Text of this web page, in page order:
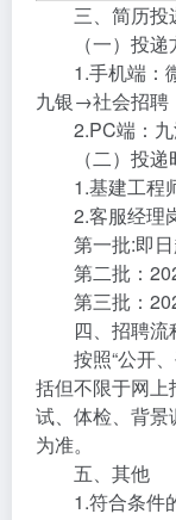
三、简历投
（一）投递
1.手机端：微
九银→社会招聘
2.PC端：九
（二）投递
1.基建工程师
2.客服经理岗
第一批:即日
第二批：
第三批：
四、招聘流
按照“公开、
括但不限于网
试、体检、背
为准。
五、其他
1.符合条件的